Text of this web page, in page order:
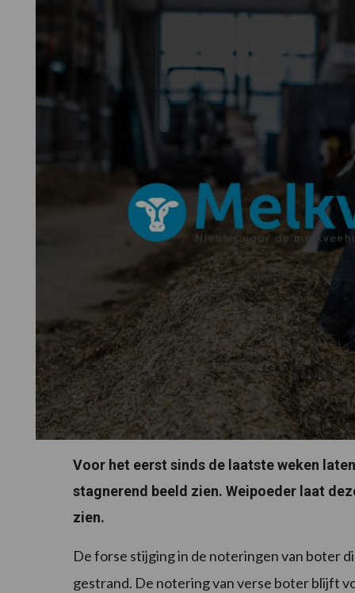
Voor het eerst sinds de laatste weken
stagnerend beeld zien. Weipoeder laat
zien.
De forse stijging in de noteringen van boter
gestrand. De notering van verse boter blijft